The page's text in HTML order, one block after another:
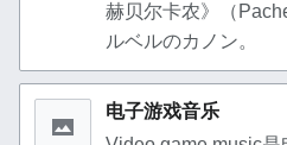
赫贝尔卡农》（
ルベルのカノン。
电子游戏音乐